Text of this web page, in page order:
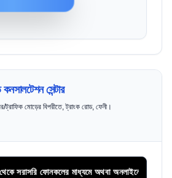
সেন্টার
ট্রাফিক মোড়ের বিপরীতে, ট্রাংক রোড, ফেনী।
ফোনকলের মাধ্যমে অথবা অনলাইনে অগ্রিম সিরিয়াল